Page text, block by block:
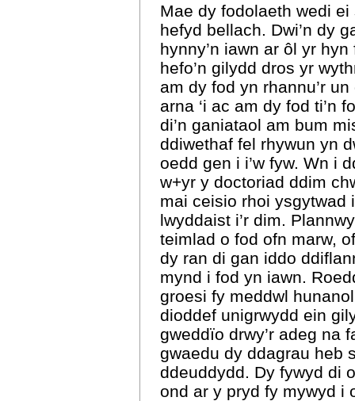
Mae dy fodolaeth wedi
hefyd bellach. Dwi’n dy
hynny’n iawn ar ôl yr
hefo’n gilydd dros yr
am dy fod yn rhannu’r
arna ‘i ac am dy fod ti’n
di’n ganiataol am bum
ddiwethaf fel rhywun yn
oedd gen i i’w fyw. Wn i
w+yr y doctoriad ddim
mai ceisio rhoi ysgytwad
lwyddaist i’r dim.
teimlad o fod ofn marw,
dy ran di gan iddo
mynd i fod yn iawn.
groesi fy meddwl
dioddef unigrwydd ein
gweddïo drwy’r adeg na
gwaedu dy ddagrau heb
ddeuddydd. Dy fywyd di
ond ar y pryd fy mywyd i